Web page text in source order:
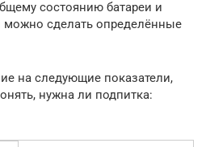
состоянию батареи и
можно сделать определённые
на следующие показатели,
нужна ли подпитка: